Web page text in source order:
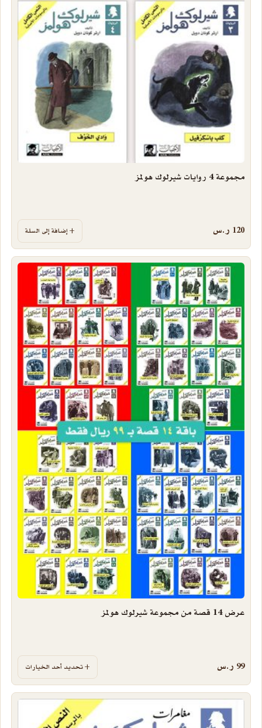
مجموعة 4 روايات شيرلوك هولمز
120 ر.س إضافة إلى السلة
عرض 14 قصة من مجموعة شيرلوك هولمز
99 ر.س تحديد أحد الخيارات
هناك العديد من الأشكال المختلفة لهذا المنتج. يمكن اختيار